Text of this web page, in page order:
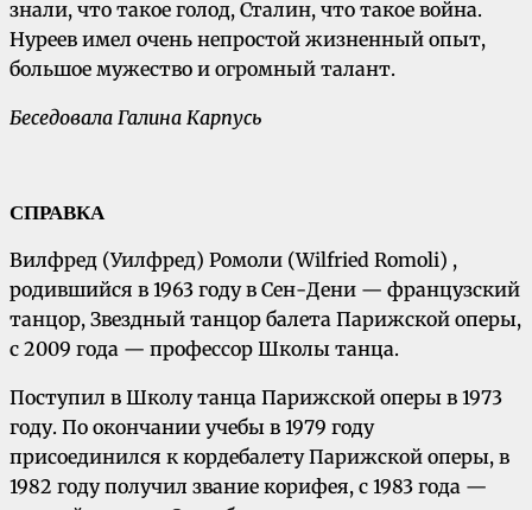
знали, что такое голод, Сталин, что такое война.
Нуреев имел очень непростой жизненный опыт,
большое мужество и огромный талант.
Беседовала Галина Карпусь
СПРАВКА
Вилфред (Уилфред) Ромоли (Wilfried Romoli) ,
родившийся в 1963 году в Сен-Дени — французский
танцор, Звездный танцор балета Парижской оперы,
с 2009 года — профессор Школы танца.
Поступил в Школу танца Парижской оперы в 1973
году. По окончании учебы в 1979 году
присоединился к кордебалету Парижской оперы, в
1982 году получил звание корифея, с 1983 года —